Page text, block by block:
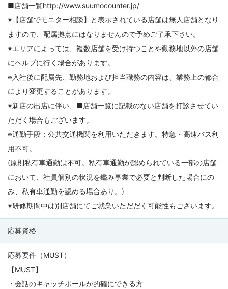
■店舗一覧http://www.suumocounter.jp/
※【店舗でモニター相談】と表示されている店舗は無人店舗となり
ますので、配属拠点にはなりませんので予めご了承下さい。
※エリアによっては、複数店舗を受け持つことや勤務地以外の店舗
にヘルプに行く場合があります。
※入社後に配属先、勤務地および担当職務の内容は、業務上の都合
により変更することがあります。
※新店の出店に伴い、■店舗一覧に記載のない店舗を打診させてい
ただく場合もございます。
※通勤手段：公共交通機関を利用いただきます。特急・高速バス利
用不可。
(原則私有車通勤は不可。私有車通勤が認められている一部の店舗
において、社員個別の状況を鑑み事業で必要と判断した場合にの
み、私有車通勤を認める場合あり。)
※研修期間中は別店舗にてご就業いただだく可能性もございます。
応募資格
応募要件（MUST）
【MUST】
・会話のキャッチボールが的確にできる方